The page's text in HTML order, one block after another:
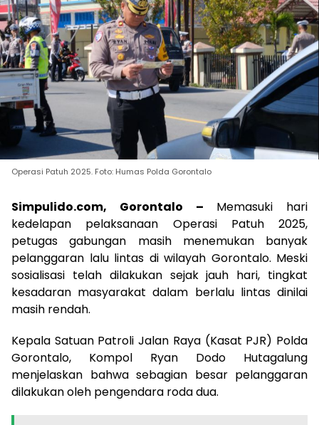
Operasi Patuh 2025. Foto: Humas Polda Gorontalo
Simpulido.com, Gorontalo – Memasuki hari
kedelapan pelaksanaan Operasi Patuh 2025,
petugas gabungan masih menemukan banyak
pelanggaran lalu lintas di wilayah Gorontalo. Meski
sosialisasi telah dilakukan sejak jauh hari, tingkat
kesadaran masyarakat dalam berlalu lintas dinilai
masih rendah.
Kepala Satuan Patroli Jalan Raya (Kasat PJR) Polda
Gorontalo, Kompol Ryan Dodo Hutagalung
menjelaskan bahwa sebagian besar pelanggaran
dilakukan oleh pengendara roda dua.